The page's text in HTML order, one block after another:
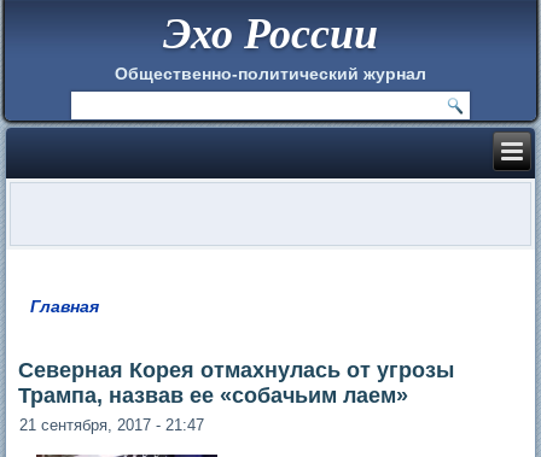
Эхо России
Общественно-политический журнал
Главная
Северная Корея отмахнулась от угрозы
Трампа, назвав ее «собачьим лаем»
21 сентября, 2017 - 21:47